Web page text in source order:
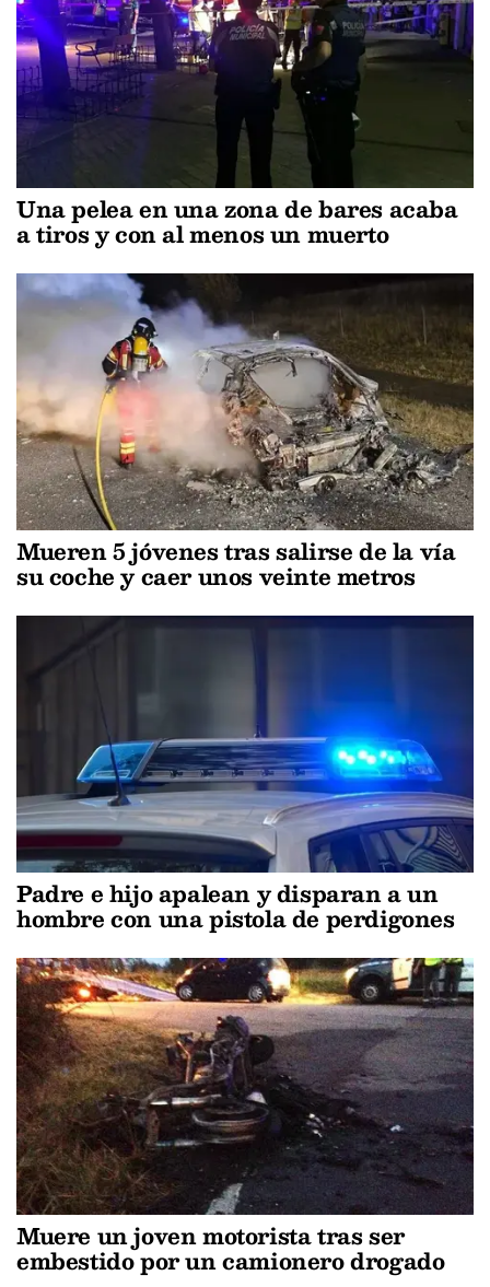
Una pelea en una zona de bares acaba
a tiros y con al menos un muerto
Mueren 5 jóvenes tras salirse de la vía
su coche y caer unos veinte metros
Padre e hijo apalean y disparan a un
hombre con una pistola de perdigones
Muere un joven motorista tras ser
embestido por un camionero drogado